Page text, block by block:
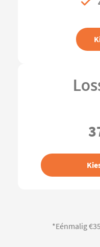
*Eénmalig